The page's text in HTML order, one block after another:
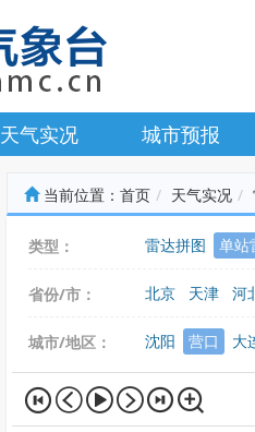
天气实况 城市预报
当前位置： 首页 天气实况
类型： 雷达拼图 单站
省份/市： 北京 天津
河
城市/地区：
沈阳 营口 大